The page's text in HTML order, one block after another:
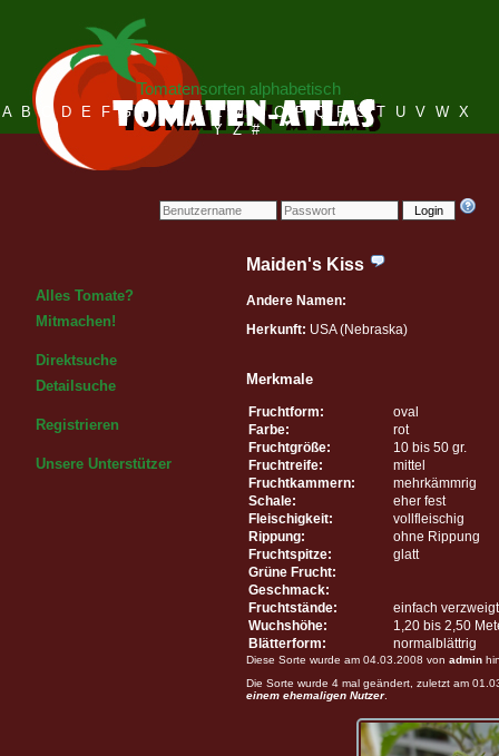
Login
Tomatensorten alphabetisch
A B C D E F G H I J K L M N O P Q R S T U V W X
Y Z #
Alles Tomate?
Mitmachen!
Direktsuche
Detailsuche
Registrieren
Unsere Unterstützer
Maiden's Kiss
Andere Namen:
Herkunft: USA (Nebraska)
Merkmale
Fruchtform:
oval
Farbe:
rot
Fruchtgröße:
10 bis 50 gr.
Fruchtreife:
mittel
Fruchtkammern:
mehrkämmrig
Schale:
eher fest
Fleischigkeit:
vollfleischig
Rippung:
ohne Rippung
Fruchtspitze:
glatt
Grüne Frucht:
Geschmack:
Fruchtstände:
einfach verzweigt
Wuchshöhe:
1,20 bis 2,50
Blätterform:
normalblättrig
Diese Sorte wurde am 04.03.2008 von admin
Die Sorte wurde 4 mal geändert, zuletzt am
einem ehemaligen Nutzer.